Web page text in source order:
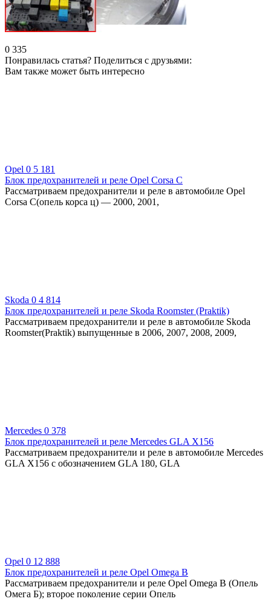
0 335
Понравилась статья? Поделиться с друзьями:
Вам также может быть интересно
Opel 0 5 181
Блок предохранителей и реле Opel Corsa C
Рассматриваем предохранители и реле в автомобиле Opel
Corsa C(опель корса ц) — 2000, 2001,
Skoda 0 4 814
Блок предохранителей и реле Skoda Roomster (Praktik)
Рассматриваем предохранители и реле в автомобиле Skoda
Roomster(Praktik) выпущенные в 2006, 2007, 2008, 2009,
Mercedes 0 378
Блок предохранителей и реле Mercedes GLA X156
Рассматриваем предохранители и реле в автомобиле Mercedes
GLA X156 с обозначением GLA 180, GLA
Opel 0 12 888
Блок предохранителей и реле Opel Omega B
Рассматриваем предохранители и реле Opel Omega B (Опель
Омега Б); второе поколение серии Опель